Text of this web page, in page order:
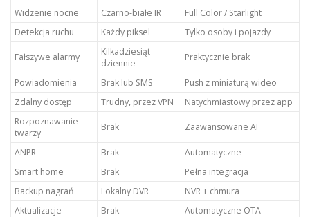
Widzenie nocne
Czarno-białe IR
Full Color / Starlight
Detekcja ruchu
Każdy piksel Tylko osoby i pojazdy
Fałszywe alarmy
Kilkadziesiąt
dziennie
Praktycznie brak
Powiadomienia Brak lub SMS
Push z miniaturą wideo
Zdalny dostęp
Trudny, przez VPN
Natychmiastowy przez app
Rozpoznawanie
twarzy
Brak Zaawansowane AI
ANPR Brak
Automatyczne
Smart home
Brak
Pełna integracja
Backup nagrań
Lokalny DVR
NVR + chmura
Aktualizacje
Brak Automatyczne OTA